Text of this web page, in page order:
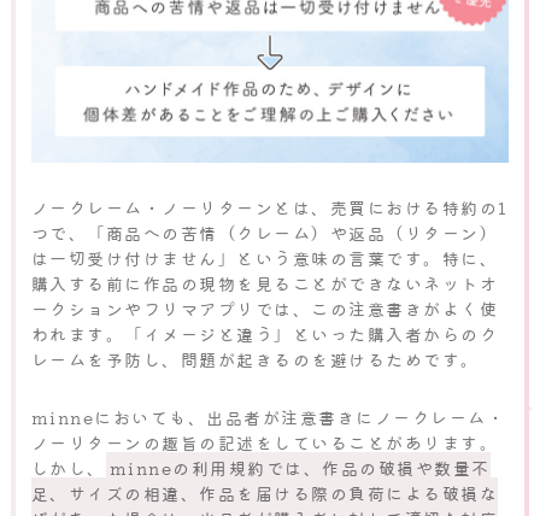
ノークレーム・ノーリターンとは、売買における特約の1
つで、「商品への苦情（クレーム）や返品（リターン）
は一切受け付けません」という意味の言葉です。特に、
購入する前に作品の現物を見ることができないネットオ
ークションやフリマアプリでは、この注意書きがよく使
われます。「イメージと違う」といった購入者からのク
レームを予防し、問題が起きるのを避けるためです。
minneにおいても、出品者が注意書きにノークレーム・
ノーリターンの趣旨の記述をしていることがあります。
しかし、
minneの利用規約では、作品の破損や数量不
足、サイズの相違、作品を届ける際の負荷による破損な